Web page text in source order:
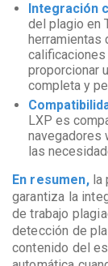
Integración
del plagio en
herramientas
calificaciones
proporcionar
completa y
LXP es
navegadores
las
En resumen,la
garantiza la
de trabajo
detección de
contenido del